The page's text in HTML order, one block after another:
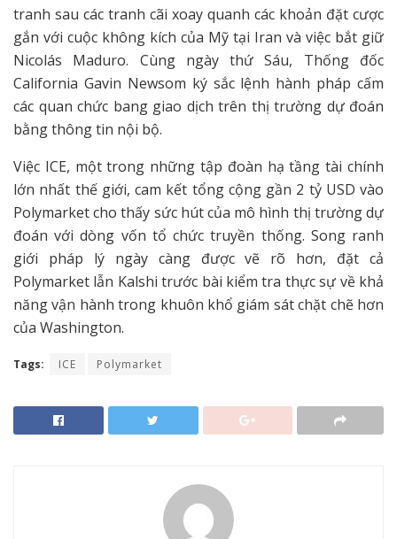
tranh sau các tranh cãi xoay quanh các khoản đặt cược
gắn với cuộc không kích của Mỹ tại Iran và việc bắt giữ
Nicolás Maduro. Cùng ngày thứ Sáu, Thống đốc
California Gavin Newsom ký sắc lệnh hành pháp cấm
các quan chức bang giao dịch trên thị trường dự đoán
bằng thông tin nội bộ.
Việc ICE, một trong những tập đoàn hạ tầng tài chính
lớn nhất thế giới, cam kết tổng cộng gần 2 tỷ USD vào
Polymarket cho thấy sức hút của mô hình thị trường dự
đoán với dòng vốn tổ chức truyền thống. Song ranh
giới pháp lý ngày càng được vẽ rõ hơn, đặt cả
Polymarket lẫn Kalshi trước bài kiểm tra thực sự về khả
năng vận hành trong khuôn khổ giám sát chặt chẽ hơn
của Washington.
Tags: ICE Polymarket